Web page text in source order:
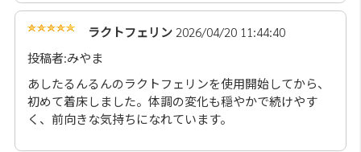
ラクトフェリン2026/04/20 11:44:40
投稿者:みやま
あしたるんるんのラクトフェリンを使用開始してから、
初めて着床しました。体調の変化も穏やかで続けやす
く、前向きな気持ちになれています。